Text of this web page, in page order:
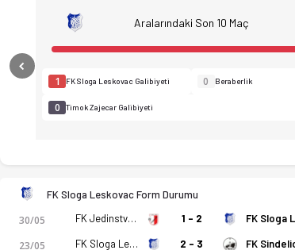
Aralarındaki Son 10 Maç
1 FK Sloga Leskovac Galibiyeti 0 Beraberlik
0 Timok Zajecar Galibiyeti
Previous
FK Sloga Leskovac Form Durumu
30/05 FK Jedinstvo 1936 Krusevac 1 - 2
23/05 FK Sloga Leskovac 2 - 3